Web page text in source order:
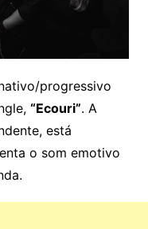
progressivo
“Ecouri”. A
está
o som emotivo